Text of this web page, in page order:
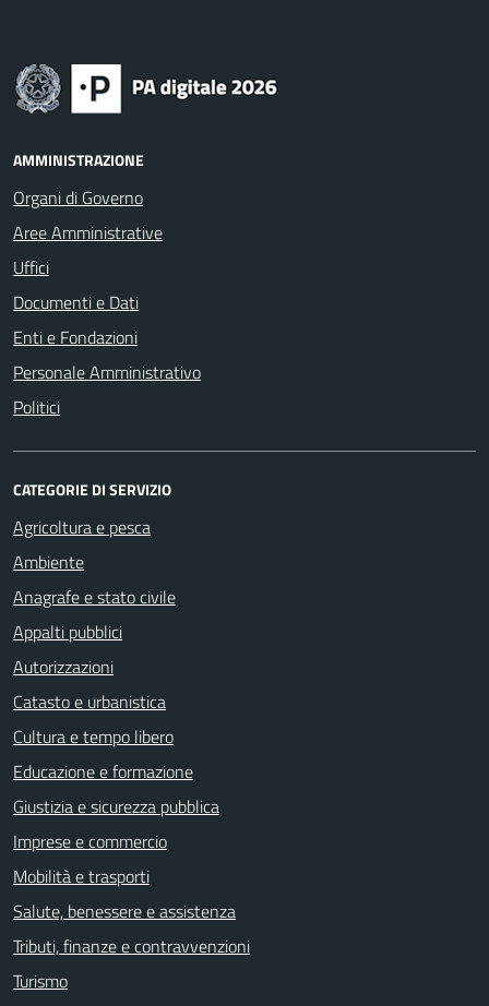
AMMINISTRAZIONE
Organi di Governo
Aree Amministrative
Uffici
Documenti e Dati
Enti e Fondazioni
Personale Amministrativo
Politici
CATEGORIE DI SERVIZIO
Agricoltura e pesca
Ambiente
Anagrafe e stato civile
Appalti pubblici
Autorizzazioni
Catasto e urbanistica
Cultura e tempo libero
Educazione e formazione
Giustizia e sicurezza pubblica
Imprese e commercio
Mobilità e trasporti
Salute, benessere e assistenza
Tributi, finanze e contravvenzioni
Turismo